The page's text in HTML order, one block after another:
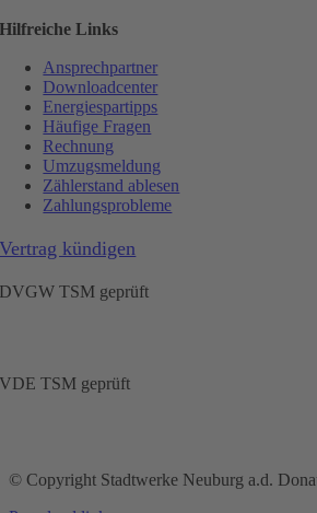
Hilfreiche Links
Ansprechpartner
Downloadcenter
Energiespartipps
Häufige Fragen
Rechnung
Umzugsmeldung
Zählerstand ablesen
Zahlungsprobleme
Vertrag kündigen
DVGW TSM geprüft
VDE TSM geprüft
© Copyright Stadtwerke Neuburg a.d.